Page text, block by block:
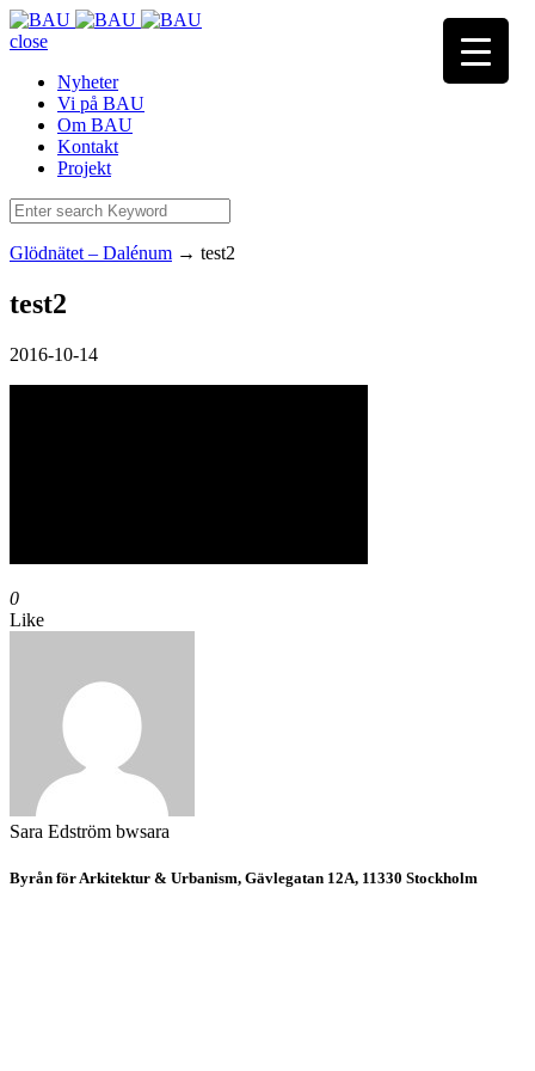
close
Nyheter
Vi på BAU
Om BAU
Kontakt
Projekt
Glödnätet – Dalénum → test2
test2
2016-10-14
0
Like
Sara Edström bwsara
Byrån för Arkitektur & Urbanism, Gävlegatan 12A, 11330 Stockholm